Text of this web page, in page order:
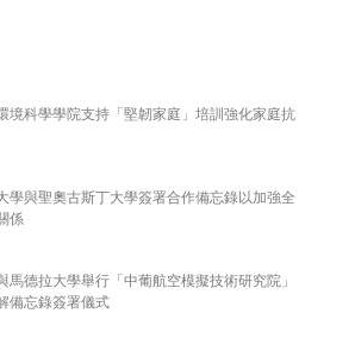
境科學學院支持「堅韌家庭」培訓強化家庭抗
學與聖奧古斯丁大學簽署合作備忘錄以加強全
係
馬德拉大學舉行「中葡航空模擬技術研究院」
備忘錄簽署儀式